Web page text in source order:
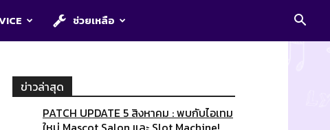
ช่วยเหลือ
ข่าวล่าสุด
PATCH UPDATE 5 สิงหาคม : พบกับไอเทม